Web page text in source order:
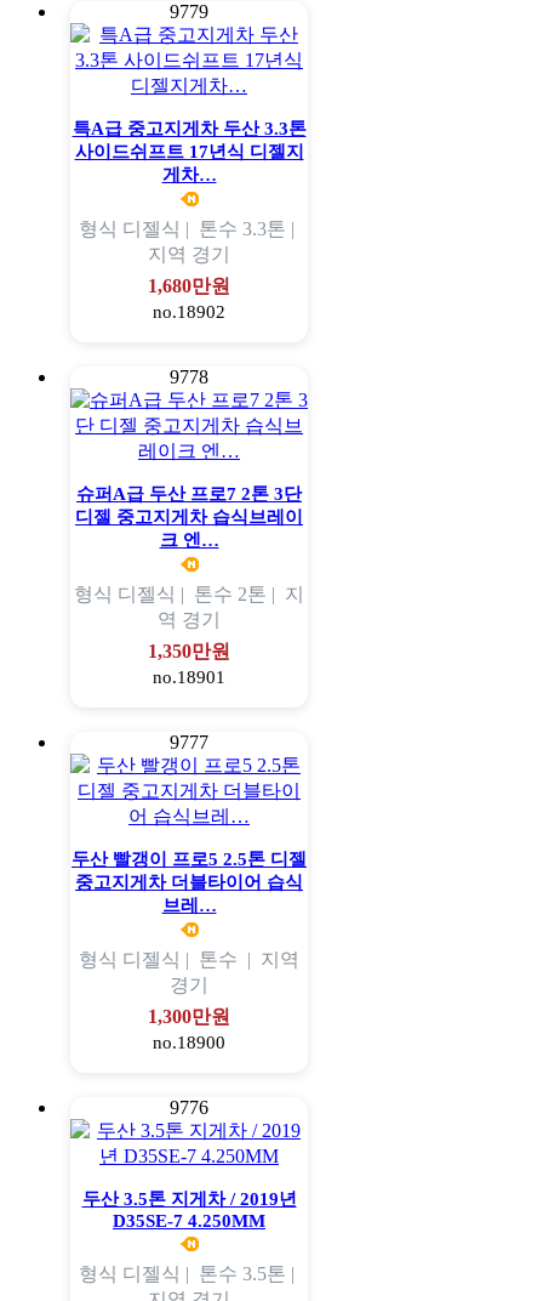
9779
특A급 중고지게차 두산 3.3톤
사이드쉬프트 17년식 디젤지
게차…
형식 디젤식 | 톤수 3.3톤 |
지역 경기
1,680만원
no.18902
9778
슈퍼A급 두산 프로7 2톤 3단
디젤 중고지게차 습식브레이
크 엔…
형식 디젤식 | 톤수 2톤 | 지
역 경기
1,350만원
no.18901
9777
두산 빨갱이 프로5 2.5톤 디젤
중고지게차 더블타이어 습식
브레…
형식 디젤식 | 톤수 | 지역
경기
1,300만원
no.18900
9776
두산 3.5톤 지게차 / 2019년
D35SE-7 4.250MM
형식 디젤식 | 톤수 3.5톤 |